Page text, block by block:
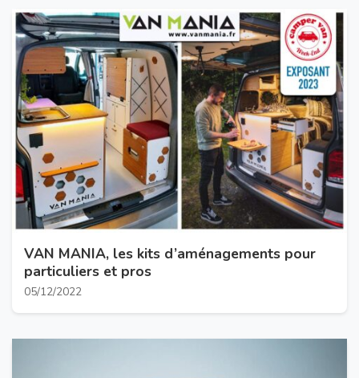
VAN MANIA, les kits d’aménagements pour
particuliers et pros
05/12/2022